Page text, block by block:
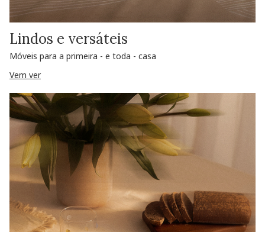
Lindos e versáteis
Móveis para a primeira - e toda - casa
Vem ver